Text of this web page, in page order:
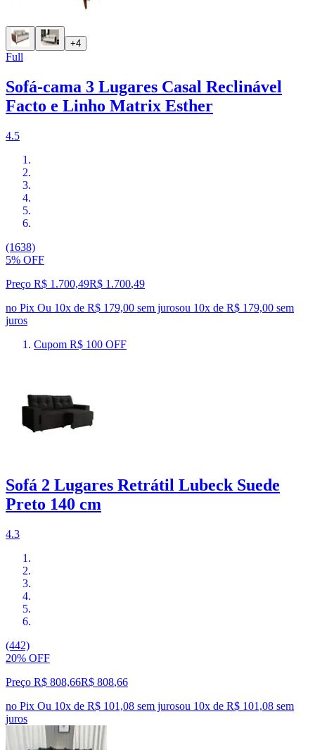
+4
Full
Sofá-cama 3 Lugares Casal Reclinável
Facto e Linho Matrix Esther
4.5
(1638)
5% OFF
Preço R$ 1.700,49R$ 1.700,49
no Pix Ou 10x de R$ 179,00 sem jurosou 10x de R$ 179,00 sem
juros
Cupom R$ 100 OFF
Sofá 2 Lugares Retrátil Lubeck Suede
Preto 140 cm
4.3
(442)
20% OFF
Preço R$ 808,66R$ 808,66
no Pix Ou 10x de R$ 101,08 sem jurosou 10x de R$ 101,08 sem
juros